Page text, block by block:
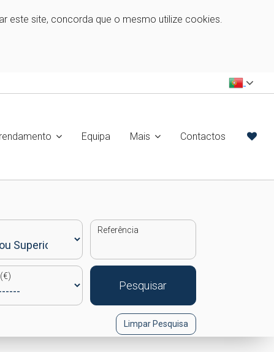
este site, concorda que o mesmo utilize cookies.
Equipa Mais Contactos
Referência
Pesquisar
Limpar Pesquisa